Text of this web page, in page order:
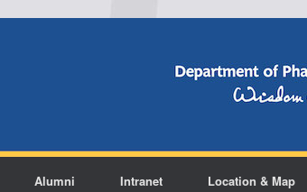
Alumni Intranet Location & Map